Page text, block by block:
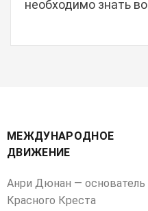
необходимо знать
МЕЖДУНАРОДНОЕ
ДВИЖЕНИЕ
Анри Дюнан — основатель
Красного Креста